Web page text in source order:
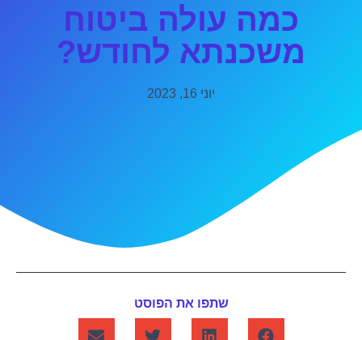
כמה עולה ביטוח
משכנתא לחודש?
יוני 16, 2023
שתפו את הפוסט